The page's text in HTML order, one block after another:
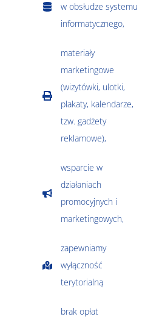
w obsłudze systemu
informatycznego,
materiały
marketingowe
(wizytówki, ulotki,
plakaty, kalendarze,
tzw. gadżety
reklamowe),
wsparcie w
działaniach
promocyjnych i
marketingowych,
zapewniamy
wyłączność
terytorialną
brak opłat